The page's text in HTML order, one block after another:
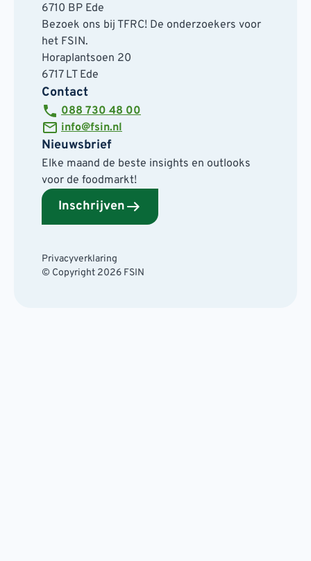
6710 BP Ede
Bezoek ons bij TFRC! De onderzoekers voor
het FSIN.
Horaplantsoen 20
6717 LT Ede
Contact
088 730 48 00
info@fsin.nl
Nieuwsbrief
Elke maand de beste insights en outlooks
voor de foodmarkt!
Inschrijven
© Copyright 2026 FSIN
Privacyverklaring